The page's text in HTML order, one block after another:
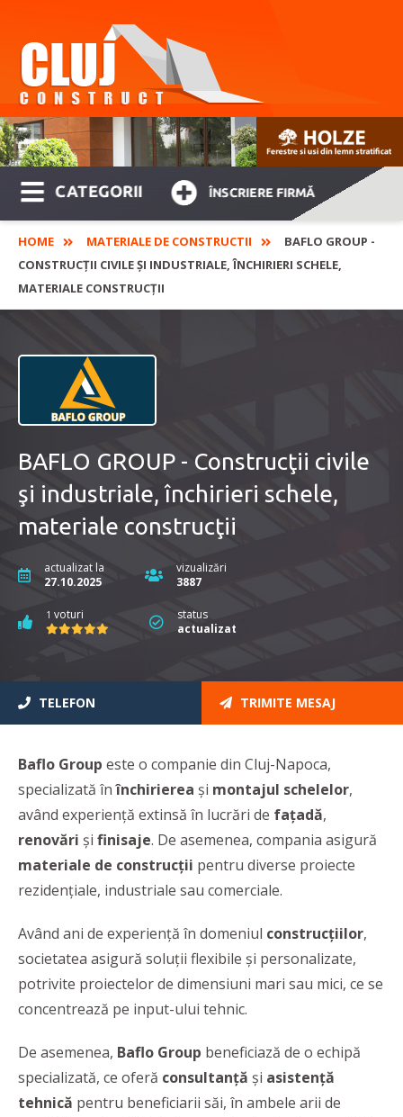
CATEGORII ÎNSCRIERE FIRMĂ
HOME MATERIALE DE CONSTRUCTII
BAFLO GROUP -
CONSTRUCŢII CIVILE ŞI INDUSTRIALE, ÎNCHIRIERI SCHELE,
MATERIALE CONSTRUCŢII
BAFLO GROUP - Construcţii civile
şi industriale, închirieri schele,
materiale construcţii
actualizat la
27.10.2025
vizualizări
3887
1 voturi
status
actualizat
TELEFON TRIMITE MESAJ
Baflo Group este o companie din Cluj-Napoca,
specializată înînchirierea și montajul schelelor,
având experiență extinsă în lucrări de fațadă,
renovări și finisaje. De asemenea, compania asigură
materiale de construcţii pentru diverse proiecte
rezidenţiale, industriale sau comerciale.
Având ani de experienţă în domeniul construcţiilor,
societatea asigură soluţii flexibile şi personalizate,
potrivite proiectelor de dimensiuni mari sau mici, ce se
concentrează pe input-ului tehnic.
De asemenea, Baflo Group beneficiază de o echipă
specializată, ce oferă consultanţă şi asistenţă
tehnică pentru beneficiarii săi, în ambele arii de